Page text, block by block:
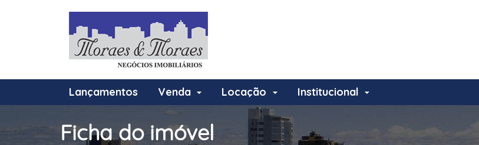
Lançamentos Venda Locação Institucional
Ficha do imóvel